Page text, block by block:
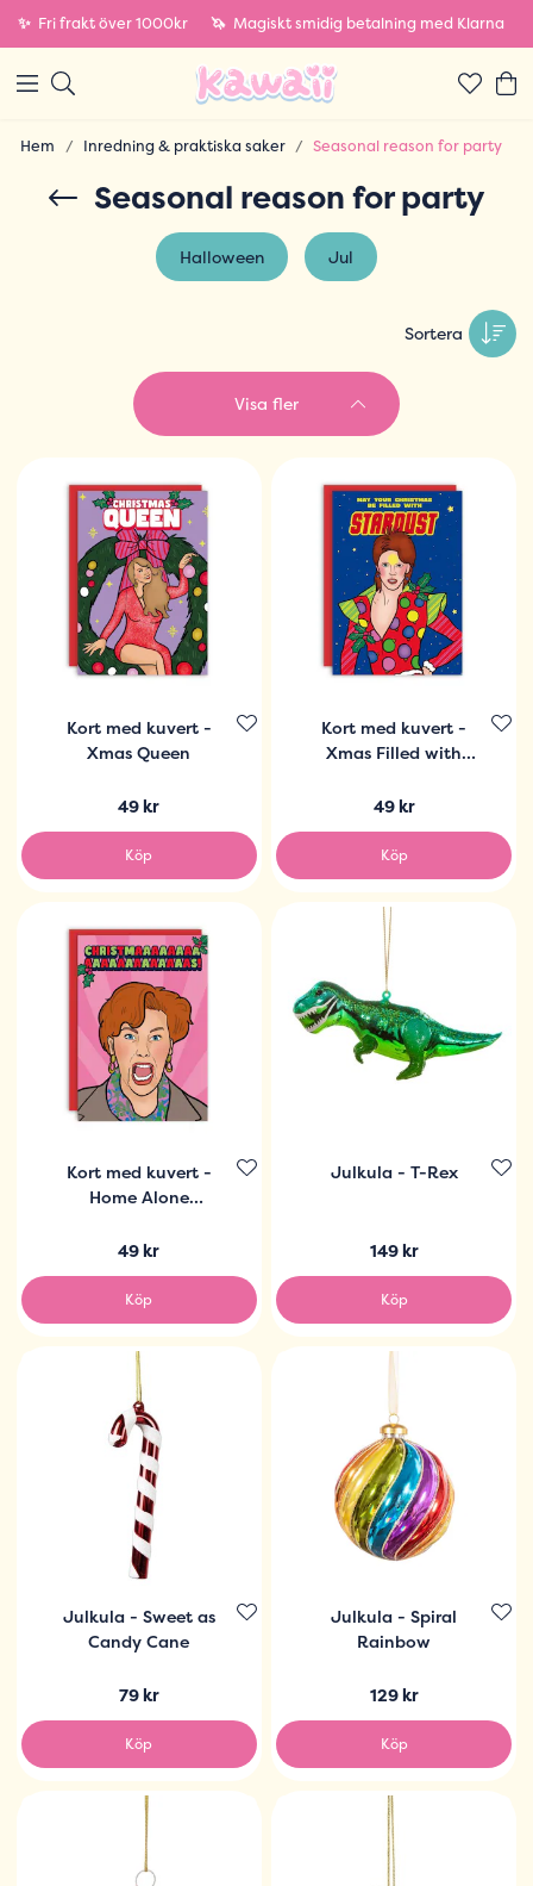
✨ Fri frakt över 1000kr 🦄 Magiskt smidig betalning med Klarna
Hem Inredning & praktiska saker Seasonal reason for party
Seasonal reason for party
Halloween Jul
Sortera
Visa fler
Kort med kuvert -
Xmas Queen
49 kr
Köp
Kort med kuvert -
Xmas Filled with
49 kr
Köp
Kort med kuvert -
Home Alone
49 kr
Köp
Julkula - T-Rex
149 kr
Köp
Julkula - Sweet as
Candy Cane
79 kr
Köp
Julkula - Spiral
Rainbow
129 kr
Köp